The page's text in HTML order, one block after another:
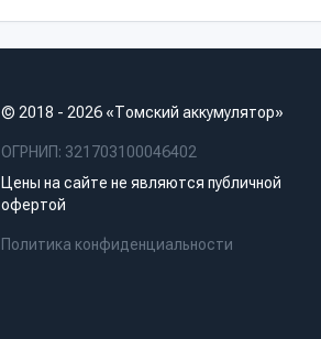
© 2018 - 2026 «Томский аккумулятор»
ОГРНИП: 321703100046402
Цены на сайте не являются публичной
офертой
Политика конфиденциальности